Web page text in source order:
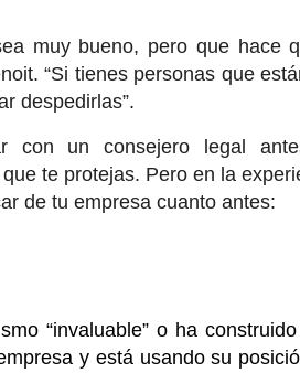
muy bueno, pero que hace
“Si tienes personas que
despedirlas”.
con un consejero legal
te protejas. Pero en la
de tu empresa cuanto antes:
“invaluable” o ha
y está usando su